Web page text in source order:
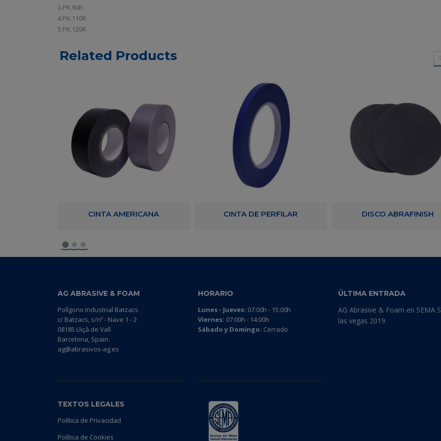
3.PK.90R
4.PK.110R
5.PK.120R
Related Products
CINTA AMERICANA CINTA DE PERFILAR DISCO ABRAFINISH
AG ABRASIVE & FOAM
Polígono Industrial Batzacs
c/ Batzacs, s/nº - Nave 1 - 2
08185 Lliçà de Vall
Barcelona, Spain.
ag@abrasivos-ag.es
HORARIO
Lunes - Jueves: 07:00h - 15:00h
Viernes: 07:00h - 14:00h
Sábado y Domingo: Cerrado
ÚLTIMA ENTRADA
AG Abrasive & Foam en SEMA
las vegas 2019
TEXTOS LEGALES
Política de Privacidad
Política de Cookies